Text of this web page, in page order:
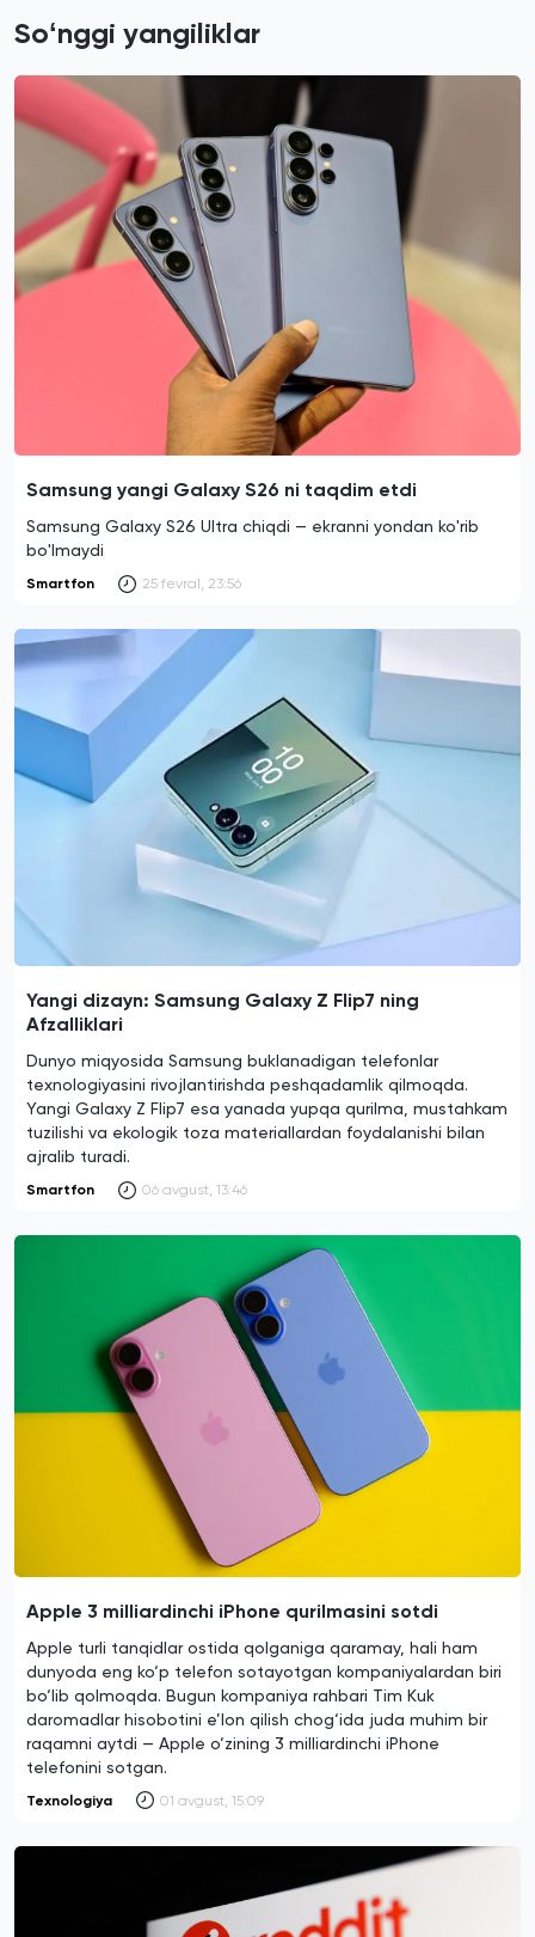
Soʻnggi yangiliklar
Samsung yangi Galaxy S26 ni taqdim etdi
Samsung Galaxy S26 Ultra chiqdi — ekranni yondan ko'rib
bo'lmaydi
Smartfon 25 fevral, 23:56
Yangi dizayn: Samsung Galaxy Z Flip7 ning
Afzalliklari
Dunyo miqyosida Samsung buklanadigan telefonlar
texnologiyasini rivojlantirishda peshqadamlik qilmoqda.
Yangi Galaxy Z Flip7 esa yanada yupqa qurilma, mustahkam
tuzilishi va ekologik toza materiallardan foydalanishi bilan
ajralib turadi.
Smartfon 06 avgust, 13:46
Apple 3 milliardinchi iPhone qurilmasini sotdi
Apple turli tanqidlar ostida qolganiga qaramay, hali ham
dunyoda eng ko‘p telefon sotayotgan kompaniyalardan biri
bo‘lib qolmoqda. Bugun kompaniya rahbari Tim Kuk
daromadlar hisobotini e’lon qilish chog‘ida juda muhim bir
raqamni aytdi — Apple o‘zining 3 milliardinchi iPhone
telefonini sotgan.
Texnologiya 01 avgust, 15:09